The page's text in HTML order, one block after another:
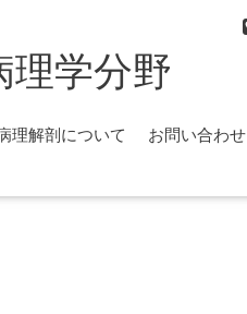
理学分野
理解剖について
お問い合わせ